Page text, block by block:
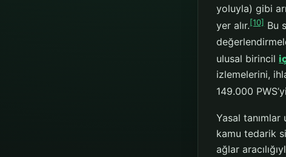
yoluyla) gibi
yer alır.[10] Bu
ulusal birincil
izlemelerini,
149.000
Yasal
kamu tedarik
ağlar